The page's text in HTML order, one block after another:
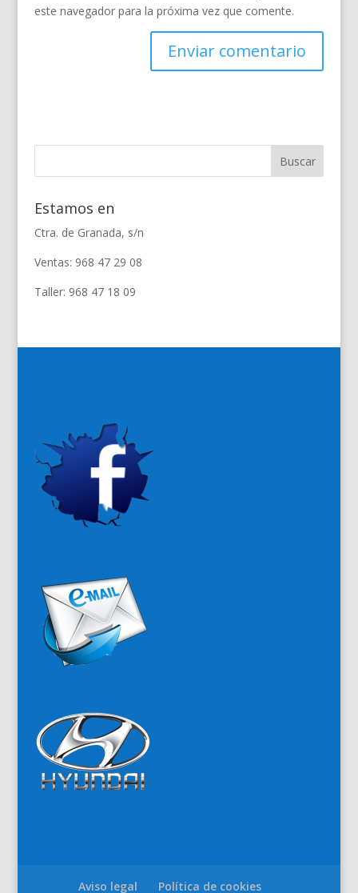
este navegador para la próxima vez que comente.
Estamos en
Ctra. de Granada, s/n
Ventas: 968 47 29 08
Taller: 968 47 18 09
Aviso legal Política de cookies